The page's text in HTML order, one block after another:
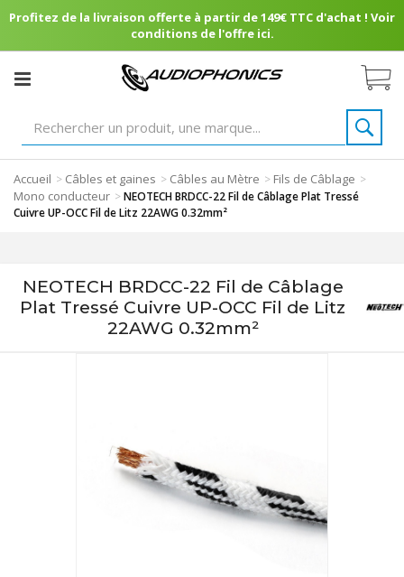
Profitez de la livraison offerte à partir de 149€ TTC d'achat ! Voir
conditions de l'offre ici.
Accueil > Câbles et gaines > Câbles au Mètre > Fils de Câblage >
Mono conducteur >NEOTECH BRDCC-22 Fil de Câblage Plat Tressé
Cuivre UP-OCC Fil de Litz 22AWG 0.32mm²
NEOTECH BRDCC-22 Fil de Câblage
Plat Tressé Cuivre UP-OCC Fil de Litz
22AWG 0.32mm²